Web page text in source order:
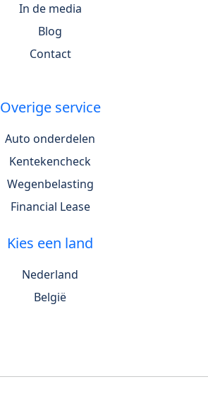
In de media
Blog
Contact
Overige service
Auto onderdelen
Kentekencheck
Wegenbelasting
Financial Lease
Kies een land
Nederland
België